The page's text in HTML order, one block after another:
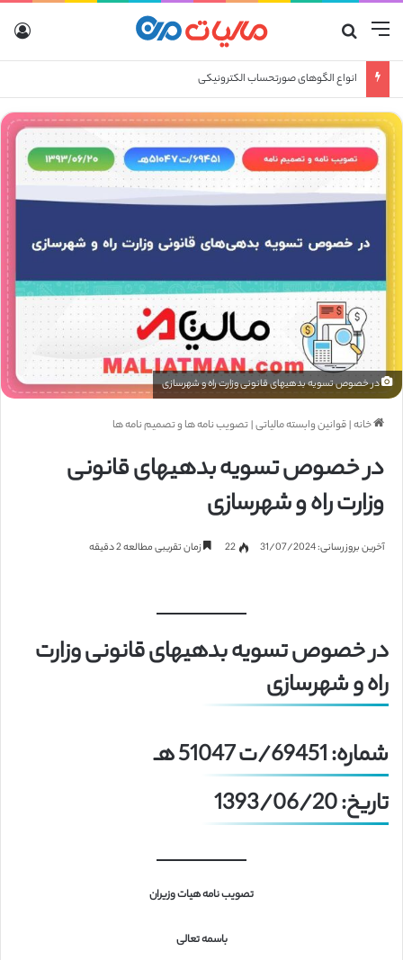
منو
انواع الگوهای صورتحساب الکترونیکی
در خصوص تسویه بدهی­های قانونی وزارت راه و شهرسازی
خانه|قوانین وابسته مالیاتی|تصویب نامه ها و تصمیم نامه ها
در خصوص تسویه بدهی­های قانونی
وزارت راه و شهرسازی
آخرین بروزرسانی: 31/07/2024 22 زمان تقریبی مطالعه 2 دقیقه
در خصوص تسویه بدهی­های قانونی وزارت
راه و شهرسازی
شماره: 69451/ت 51047 هـ
تاریخ: 1393/06/20
تصویب نامه هیات وزیران
باسمه تعالی